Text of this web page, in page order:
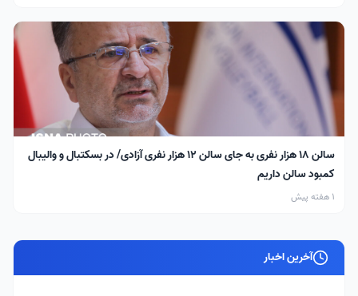
سالن ۱۸ هزار نفری به جای سالن ۱۲ هزار نفری آزادی/ در بسکتبال و والیبال
کمبود سالن داریم
1 هفته پیش
آخرین اخبار